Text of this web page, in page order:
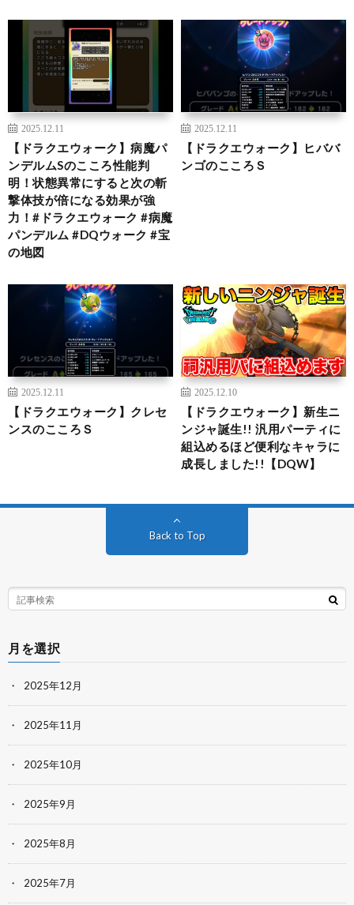
2025.12.11
【ドラクエウォーク】病魔パ
ンデルムSのこころ性能判
明！状態異常にすると次の斬
撃体技が倍になる効果が強
力！#ドラクエウォーク #病魔
パンデルム #DQウォーク #宝
の地図
2025.12.11
【ドラクエウォーク】ヒババ
ンゴのこころＳ
2025.12.11
【ドラクエウォーク】クレセ
ンスのこころＳ
2025.12.10
【ドラクエウォーク】新生ニ
ンジャ誕生!! 汎用パーティに
組込めるほど便利なキャラに
成長しました!!【DQW】
Back to Top
月を選択
2025年12月
2025年11月
2025年10月
2025年9月
2025年8月
2025年7月